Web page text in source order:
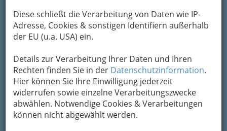
Diese schließt die Verarbeitung von Daten wie IP-
Adresse, Cookies & sonstigen Identifiern außerhalb
der EU (u.a. USA) ein.
Details zur Verarbeitung Ihrer Daten und Ihren
Rechten finden Sie in der Datenschutzinformation.
Hier können Sie Ihre Einwilligung jederzeit
widerrufen sowie einzelne Verarbeitungszwecke
abwählen. Notwendige Cookies & Verarbeitungen
können nicht abgewählt werden.
Kontaktaufnahme
Um die Info-Graz Firmenvor Spam-Mails zu
bewahren, verwenden wir an dieser Stelle zur
Formular. Ihre Nachricht wird nach dem
Absenden umgehend per Mail an das
Unternehmen Dipl.Tzt. Katharina Röner
weitergeleitet.
Mein Name